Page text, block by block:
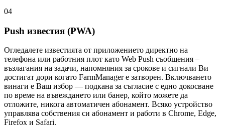
04
Push известия (PWA)
Огледалете известията от приложението директно на
телефона или работния плот като Web Push съобщения –
възлагания на задачи, напомняния за срокове и сигнали Ви
достигат дори когато FarmManager е затворен. Включването
винаги е Ваш избор — подкана за съгласие с едно докосване
по време на въвеждането или банер, който можете да
отложите, никога автоматичен абонамент. Всяко устройство
управлява собствения си абонамент и работи в Chrome, Edge,
Firefox и Safari.